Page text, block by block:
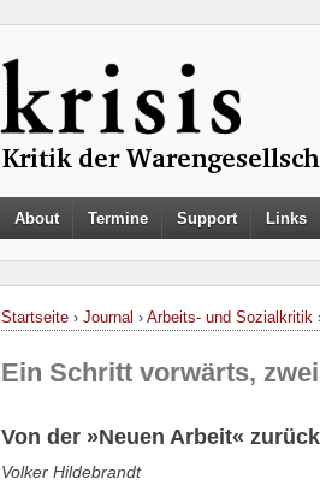
About Termine Support Links
Startseite › Journal › Arbeits- und Sozialkritik
Ein Schritt vorwärts,
Von der »Neuen Arbeit«
Volker Hildebrandt